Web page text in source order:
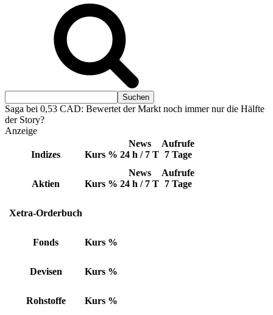
Saga bei 0,53 CAD: Bewertet der Markt noch immer nur die Hälfte
der Story?
Anzeige
Indizes Kurs %
News
24 h / 7 T
Aufrufe
7 Tage
Aktien Kurs %
News
24 h / 7 T
Aufrufe
7 Tage
Xetra-Orderbuch
Fonds Kurs %
Devisen Kurs %
Rohstoffe Kurs %